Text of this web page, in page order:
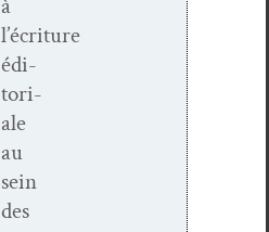
à
l’écriture
édi­
to­ri­
ale
au
sein
des